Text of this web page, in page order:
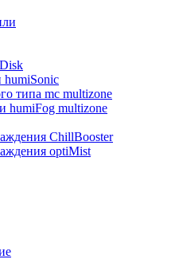
humiSonic
типа mc multizone
humiFog multizone
ChillBooster
optiMist